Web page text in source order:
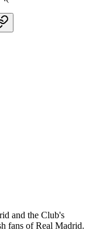
and the Club's
fans of Real Madrid.